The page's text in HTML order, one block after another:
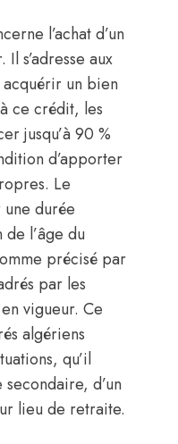
l’achat d’un
s’adresse aux
un bien
ce crédit, les
jusqu’à 90 %
d’apporter
Le
une durée
l’âge du
précisé par
par les
vigueur. Ce
algériens
qu’il
secondaire, d’un
lieu de retraite.